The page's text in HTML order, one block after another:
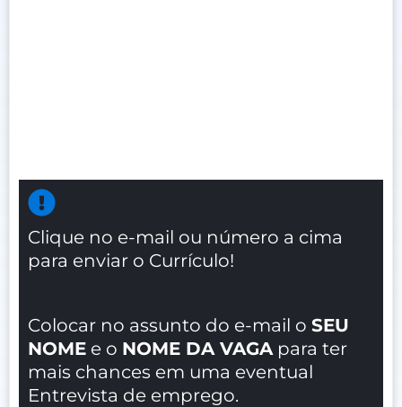
Clique no e-mail ou número a cima
para enviar o Currículo!
Colocar no assunto do e-mail o SEU
NOME e o NOME DA VAGA para ter
mais chances em uma eventual
Entrevista de emprego.